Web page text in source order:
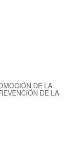
DE LA
DE LA